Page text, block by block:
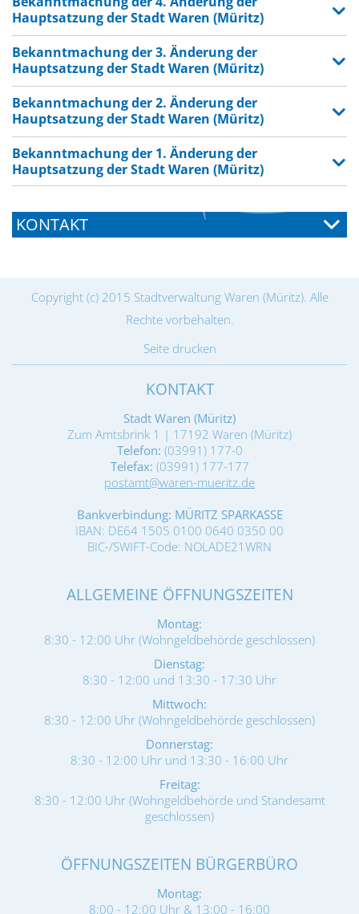
Hauptsatzung der Stadt Waren (Müritz)
Bekanntmachung der 3. Änderung der
Hauptsatzung der Stadt Waren (Müritz)
Bekanntmachung der 2. Änderung der
Hauptsatzung der Stadt Waren (Müritz)
Bekanntmachung der 1. Änderung der
Hauptsatzung der Stadt Waren (Müritz)
KONTAKT
Copyright (c) 2015 Stadtverwaltung Waren (Müritz). Alle
Rechte vorbehalten.
Seite drucken
KONTAKT
Stadt Waren (Müritz)
Zum Amtsbrink 1 | 17192 Waren (Müritz)
Telefon: (03991) 177-0
Telefax: (03991) 177-177
postamt@waren-mueritz.de
Bankverbindung: MÜRITZ SPARKASSE
IBAN: DE64 1505 0100 0640 0350 00
BIC-/SWIFT-Code: NOLADE21WRN
ALLGEMEINE ÖFFNUNGSZEITEN
Montag:
8:30 - 12:00 Uhr (Wohngeldbehörde geschlossen)
Dienstag:
8:30 - 12:00 und 13:30 - 17:30 Uhr
Mittwoch:
8:30 - 12:00 Uhr (Wohngeldbehörde geschlossen)
Donnerstag:
8:30 - 12:00 Uhr und 13:30 - 16:00 Uhr
Freitag:
8:30 - 12:00 Uhr (Wohngeldbehörde und Standesamt
geschlossen)
ÖFFNUNGSZEITEN BÜRGERBÜRO
Montag:
8:00 - 12:00 Uhr & 13:00 - 16:00